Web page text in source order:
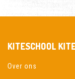
KITESCHOOL
Over ons